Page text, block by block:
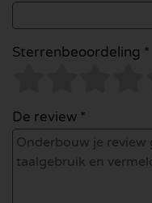
Sterrenbeoordeling *
De review *